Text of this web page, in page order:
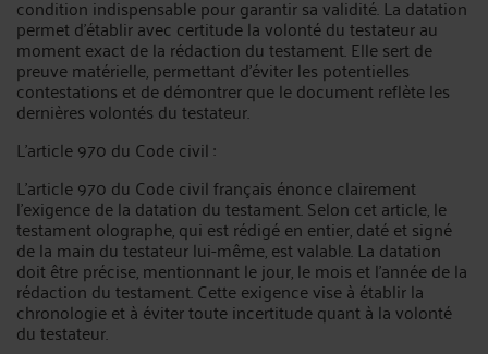
condition indispensable pour garantir sa validité. La datation
permet d'établir avec certitude la volonté du testateur au
moment exact de la rédaction du testament. Elle sert de
preuve matérielle, permettant d'éviter les potentielles
contestations et de démontrer que le document reflète les
dernières volontés du testateur.
L'article 970 du Code civil :
L'article 970 du Code civil français énonce clairement
l'exigence de la datation du testament. Selon cet article, le
testament olographe, qui est rédigé en entier, daté et signé
de la main du testateur lui-même, est valable. La datation
doit être précise, mentionnant le jour, le mois et l'année de la
rédaction du testament. Cette exigence vise à établir la
chronologie et à éviter toute incertitude quant à la volonté
du testateur.